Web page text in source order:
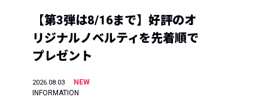
【第3弾は8/16まで】好評のオ
リジナルノベルティを先着順で
プレゼント
2026.08.03
NEW
INFORMATION